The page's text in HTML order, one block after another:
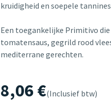
kruidigheid en soepele
Een toegankelijke Primitivo
tomatensaus, gegrild rood
mediterrane gerechten.
8,06 €(Inclusief btw)